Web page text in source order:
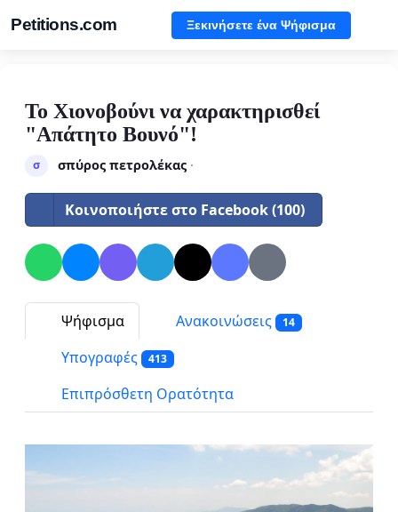
Petitions.com Ξεκινήσετε ένα Ψήφισμα
Το Χιονοβούνι να χαρακτηρισθεί
"Απάτητο Βουνό"!
σ σπύρος πετρολέκας·
Κοινοποιήστε στο Facebook (100)
Ψήφισμα Ανακοινώσεις 14
Υπογραφές 413
Επιπρόσθετη Ορατότητα